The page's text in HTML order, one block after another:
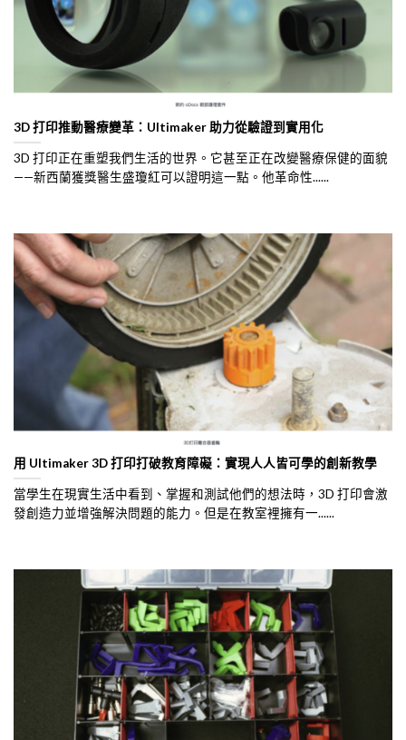
3D 打印推動醫療變革：Ultimaker 助力從驗證到實用化
3D 打印正在重塑我們生活的世界。它甚至正在改變醫療保健的面貌
——新西蘭獲獎醫生盛瓊紅可以證明這一點。他革命性......
用 Ultimaker 3D 打印打破教育障礙：實現人人皆可學的創新教學
當學生在現實生活中看到、掌握和測試他們的想法時，3D 打印會激
發創造力並增強解決問題的能力。但是在教室裡擁有一......